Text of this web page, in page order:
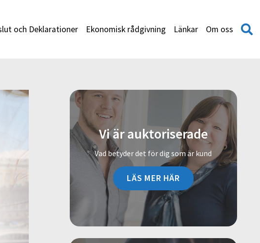
och Deklarationer Ekonomisk rådgivning Länkar Om oss
Vi är auktoriserade
Vad betyder det för dig som är kund
LÄS MER HÄR